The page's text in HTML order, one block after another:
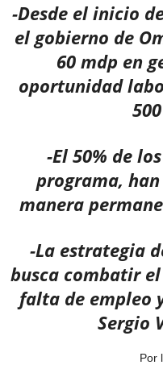
-Desde el inicio
el gobierno de
60 mdp en
oportunidad
-El 50% de
programa,
manera
-La estrategia
busca combatir
falta de empleo
Sergio
Por